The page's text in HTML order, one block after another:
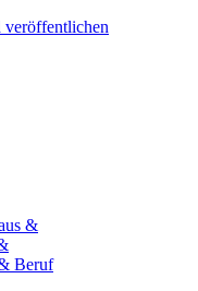
veröffentlichen
&
Beruf